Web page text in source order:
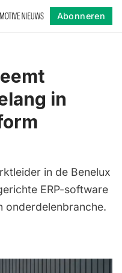
Abonneren
in
in de Benelux
ERP-software
onderdelenbranche.